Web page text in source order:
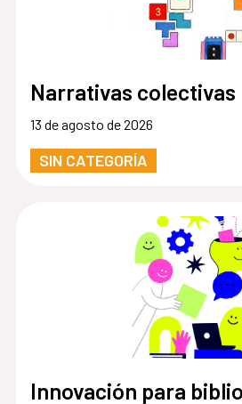
Narrativas colectivas
13 de agosto de 2026
SIN CATEGORÍA
Innovación para